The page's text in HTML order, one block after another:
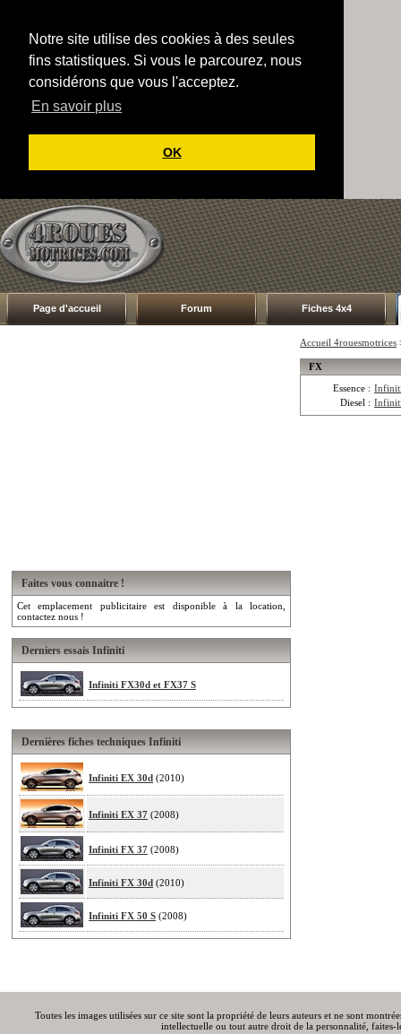
Notre site utilise des cookies à des seules
fins statistiques. Si vous le parcourez, nous
considérons que vous l'acceptez.
En savoir plus
OK
Page d'accueil Forum Fiches 4x4
Faites vous connaitre !
Cet emplacement publicitaire est disponible à la location,
contactez nous !
Derniers essais Infiniti
Infiniti FX30d et FX37 S
Dernières fiches techniques Infiniti
Infiniti EX 30d (2010)
Infiniti EX 37 (2008)
Infiniti FX 37 (2008)
Infiniti FX 30d (2010)
Infiniti FX 50 S (2008)
Accueil 4rouesmotrices
FX
Essence :
Diesel :
Toutes les images utilisées sur ce site sont la propriété de leurs auteurs et ne sont
intellectuelle ou tout autre droit de la personnalité,